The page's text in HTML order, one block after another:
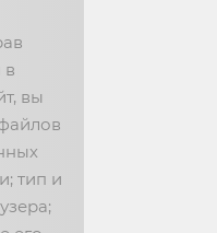
в
вы
тип и